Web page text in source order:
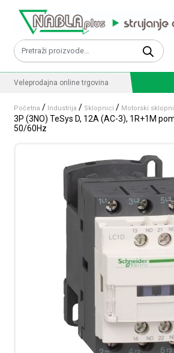
Pretraži:
Veleprodajna online trgovina
Početna / Industrija / Sklopnici / Motorski
3P (3NO) TeSys D, 12A (AC-3), 1R+1M
50/60Hz